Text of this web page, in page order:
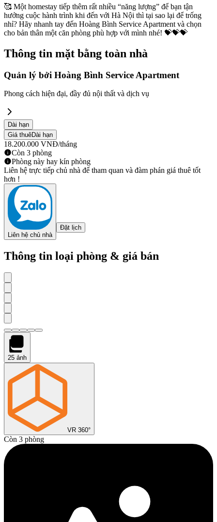
🥰 Một homestay tiếp thêm rất nhiều “năng lượng” để bạn tận
hưởng cuộc hành trình khi đến với Hà Nội thì tại sao lại để trống
nhỉ? Hãy nhanh tay đến Hoàng Bình Service Apartment và chọn
cho bản thân một căn phòng phù hợp với mình nhé! 💝💝💝
Thông tin mặt bằng toàn nhà
Quản lý bởi Hoàng Bình Service Apartment
Phong cách hiện đại, đầy đủ nội thất và dịch vụ
Dài hạn
Giá thuêDài hạn
18.200.000 VNĐ/tháng
Còn 3 phòng
Phòng này hay kín phòng
Liên hệ trực tiếp chủ nhà để tham quan và đàm phán giá thuê tốt
hơn !
Liên hệ chủ nhà
Đặt lịch
Thông tin loại phòng & giá bán
25 ảnh
VR 360°
Còn 3 phòng